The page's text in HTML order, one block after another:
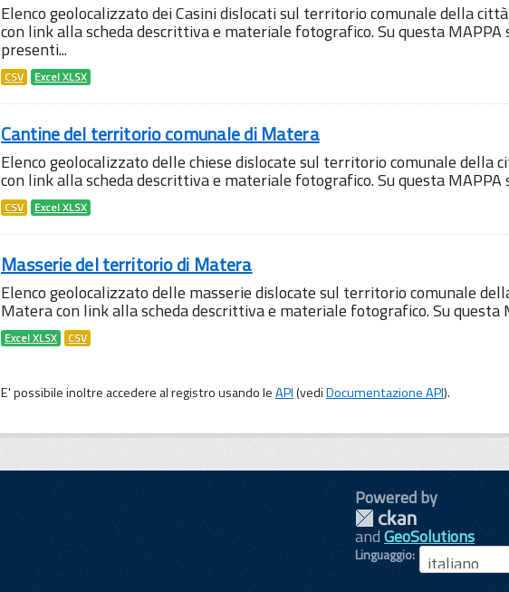
Elenco geolocalizzato dei Casini dislocati sul territorio comunale della
con link alla scheda descrittiva e materiale fotografico. Su questa MAPPA
presenti...
CSV Excel XLSX
Cantine del territorio comunale di Matera
Elenco geolocalizzato delle chiese dislocate sul territorio comunale della
con link alla scheda descrittiva e materiale fotografico. Su questa MAPPA
CSV Excel XLSX
Masserie del territorio di Matera
Elenco geolocalizzato delle masserie dislocate sul territorio comunale
Matera con link alla scheda descrittiva e materiale fotografico. Su questa
Excel XLSX CSV
E' possibile inoltre accedere al registro usando leAPI(vediDocumentazione API).
Powered by
andGeoSolutions
Linguaggio